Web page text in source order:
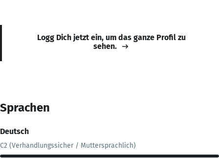
Logg Dich jetzt ein, um das ganze Profil zu
sehen.
Sprachen
Deutsch
C2 (Verhandlungssicher / Muttersprachlich)